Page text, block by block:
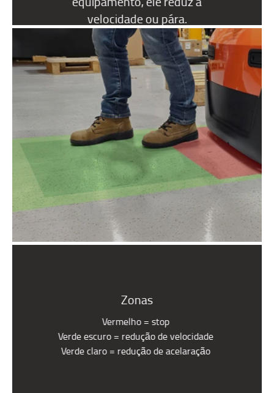
velocidade ou pára.
Zonas
Vermelho = stop
Verde escuro = redução de velocidade
Verde claro = redução de acelaração